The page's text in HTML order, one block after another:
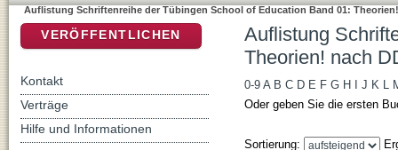
Auflistung Schriftenreihe der Tübingen School of Education Band 01:
Auflistung
Theorien! nach
0-9 A B C D E F G H J K L
Oder geben Sie die ersten
Sortierung:
VERÖFFENTLICHEN
Kontakt
Verträge
Hilfe und Informationen